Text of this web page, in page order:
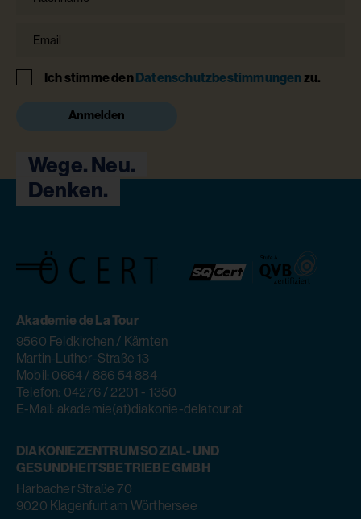
Hinweis
Ich stimme denDatenschutzbestimmungenzu.
Anmelden
Wege. Neu.
Denken.
Akademie de La Tour
9560 Feldkirchen / Kärnten
Martin-Luther-Straße 13
Mobil: 0664 / 886 54 884
Telefon: 04276 / 2201 - 1350
E-Mail: akademie(at)diakonie-delatour.at
DIAKONIEZENTRUM SOZIAL- UND
GESUNDHEITSBETRIEBE GMBH
Harbacher Straße 70
9020 Klagenfurt am Wörthersee